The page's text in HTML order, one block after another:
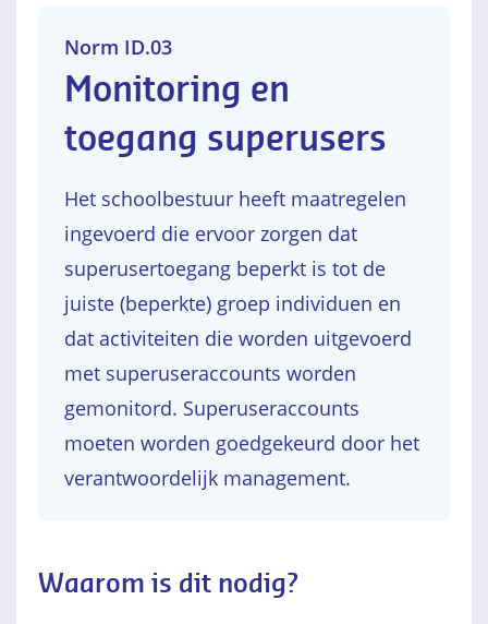
Norm ID.03
Monitoring en
toegang superusers
Het schoolbestuur heeft maatregelen
ingevoerd die ervoor zorgen dat
superusertoegang beperkt is tot de
juiste (beperkte) groep individuen en
dat activiteiten die worden uitgevoerd
met superuseraccounts worden
gemonitord. Superuseraccounts
moeten worden goedgekeurd door het
verantwoordelijk management.
Waarom is dit nodig?